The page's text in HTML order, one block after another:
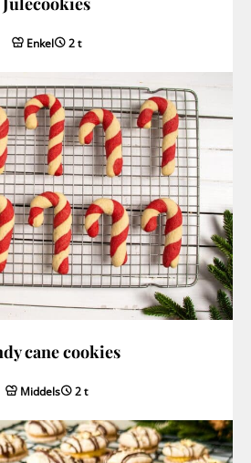
Enkel 2 t
cane cookies
Middels 2 t